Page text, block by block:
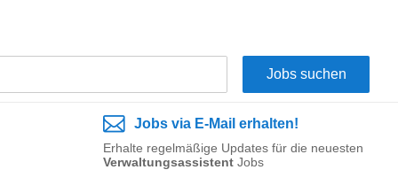
Jobs via E-Mail erhalten!
Erhalte regelmäßige Updates für die neuesten
Verwaltungsassistent Jobs